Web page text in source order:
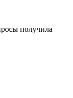
получила